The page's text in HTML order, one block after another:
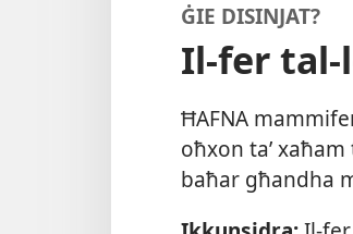
ĠIE DISINJAT?
Il-fer tal-
ĦAFNA
oħxon taʼ
baħar għandha